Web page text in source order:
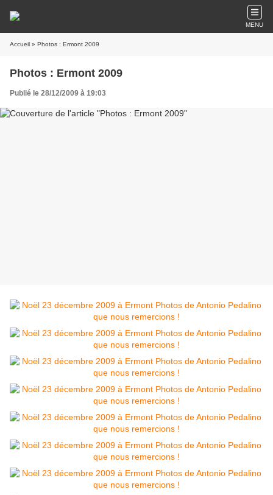
MENU
Accueil » Photos : Ermont 2009
Photos : Ermont 2009
Publié le 28/12/2009 à 19:03